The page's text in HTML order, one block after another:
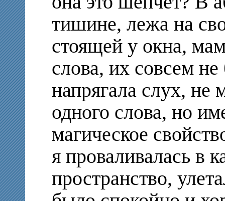
тишине, лежа на
стоящей у окна,
слова, их совсем
напрягала слух, не
одного слова, но
магическое
я проваливалась в
пространство,